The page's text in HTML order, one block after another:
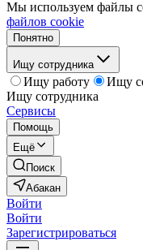
Мы используем файлы
файлов cookie
Понятно
Ищу сотрудника
Ищу работу
Ищу
Ищу сотрудника
Сервисы
Помощь
Ещё
Поиск
Абакан
Войти
Войти
Зарегистрироваться